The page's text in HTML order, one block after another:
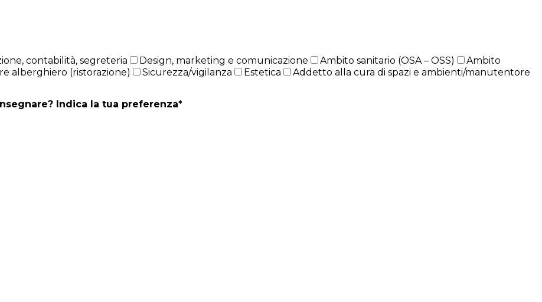
contabilità, segreteria Design, marketing e comunicazione Ambito sanitario (OSA – OSS)
Ambito
alberghiero (ristorazione) Sicurezza/vigilanza Estetica
Addetto alla cura di spazi e ambienti/manutentore
Indica la tua preferenza*